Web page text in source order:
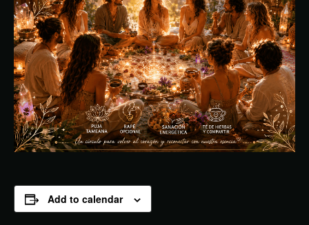
Add to calendar